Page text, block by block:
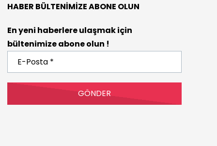
HABER BÜLTENIMIZE ABONE OLUN
En yeni haberlere ulaşmak için
bültenimize abone olun !
Posta
*